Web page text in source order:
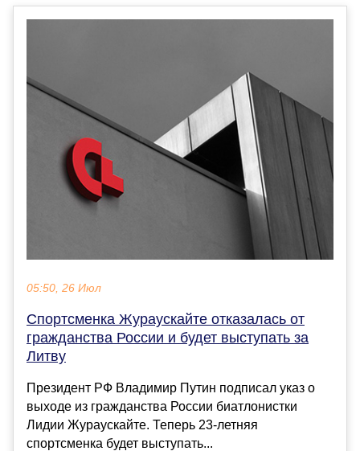
05:50, 26 Июл
Спортсменка Жураускайте отказалась от
гражданства России и будет выступать за
Литву
Президент РФ Владимир Путин подписал указ о
выходе из гражданства России биатлонистки
Лидии Жураускайте. Теперь 23-летняя
спортсменка будет выступать...